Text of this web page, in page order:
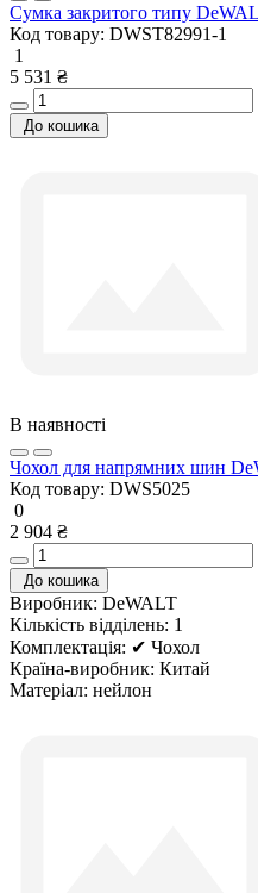
Сумка закритого типу
Код товару: DWST82991-1
1
5 531 ₴
До кошика
В наявності
Чохол для напрямних шин
Код товару: DWS5025
0
2 904 ₴
До кошика
Виробник: DeWALT
Кількість відділень: 1
Комплектація: ✔ Чохол
Країна-виробник: Китай
Матеріал: нейлон